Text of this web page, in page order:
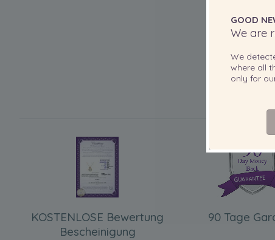
KOSTENLOSE Bewertung
Bescheinigung
90 Tage
GOOD
We are
We
where all
only for